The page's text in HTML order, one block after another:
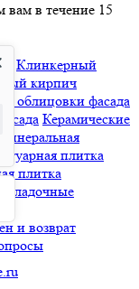
в течение 15
Клинкерный
кирпич
облицовки фасада
Керамические
Минеральная
плитка
плитка
Кладочные
и возврат